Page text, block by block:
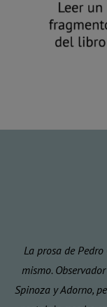
La prosa de
mismo.
Spinoza y Adorno,